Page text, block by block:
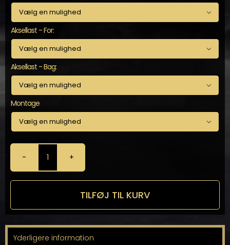

Aksellast - For:

Aksellast - Bag:

Montage

KW
-
Gevindundervogn
uden
til
Golf
TILFØJ TIL KURV
Yderligere information